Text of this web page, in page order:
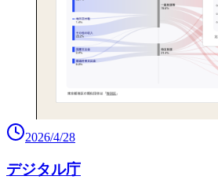
2026/4/28
デジタル庁